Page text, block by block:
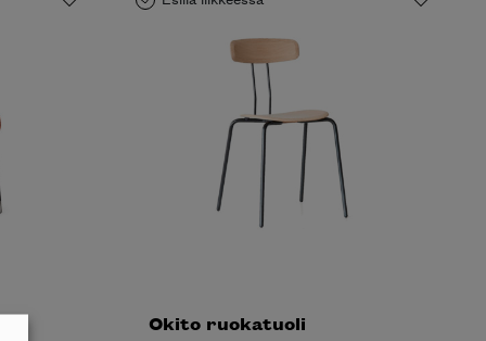
Okito ruokatuoli